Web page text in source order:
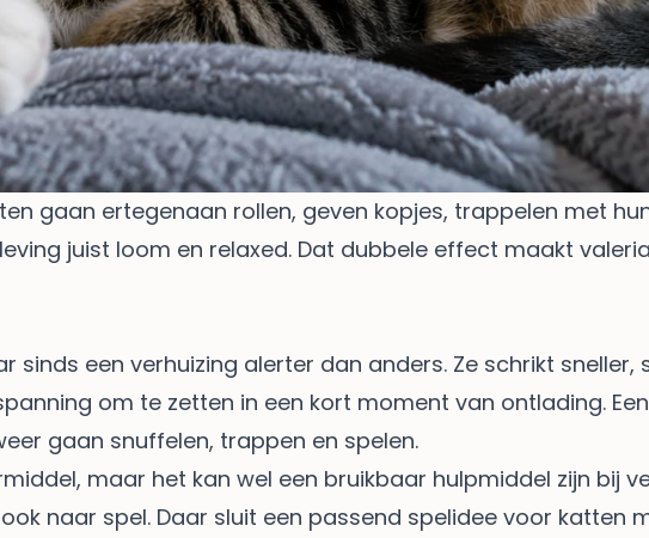
gaan ertegenaan rollen, geven kopjes, trappelen met
juist loom en relaxed. Dat dubbele effect maakt
sinds een verhuizing alerter dan anders. Ze schrikt
om te zetten in een kort moment van ontlading.
gaan snuffelen, trappen en spelen.
maar het kan wel een bruikbaar hulpmiddel zijn bij
naar spel. Daar sluit een passend spelidee voor katten